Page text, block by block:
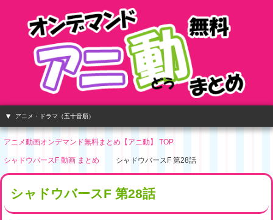
アニメ・ドラマ（五十音順）
アニメ動画オンデマンド無料まとめ【アニ動】 TOP
シャドウバースF 動画 まとめ シャドウバースF 第28話
シャドウバースF 第28話